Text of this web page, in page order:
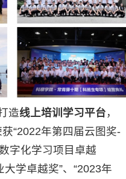
造线上培训学习平台 ，
“2022年第四届云图奖-
字化学习项目卓越
学卓越奖”、“2023年